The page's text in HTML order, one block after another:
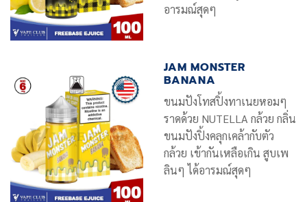
อารมณ์สุดๆ
JAM MONSTER
BANANA
ขนมปังโทสปิ้งทาเนยหอมๆ
ราดด้วย NUTELLA กล้วย กลิ่น
ขนมปังปิ้งคลุกเคล้ากับตัว
กล้วย เข้ากันเหลือเกิน สูบเพ
ลินๆ ได้อารมณ์สุดๆ